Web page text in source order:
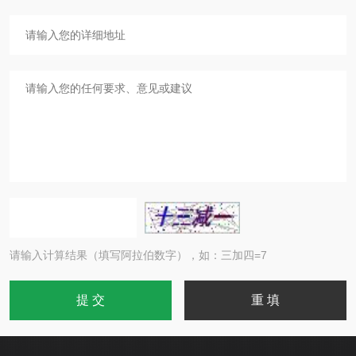
请输入计算结果（填写阿拉伯数字），如：三加四=7